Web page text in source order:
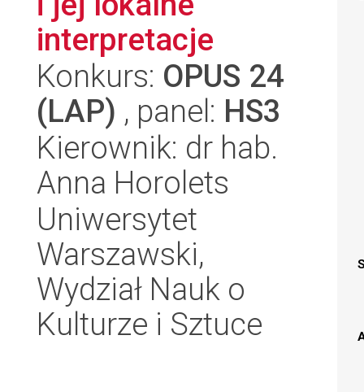
interpretacje
Konkurs: OPUS 24
(LAP) , panel: HS3
Kierownik: dr hab.
Anna Horolets
Uniwersytet
Warszawski,
Wydział Nauk o
Kulturze i Sztuce